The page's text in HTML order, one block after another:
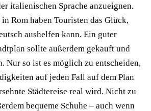
italienischen Sprache anzueignen.
Rom haben Touristen das Glück,
aushelfen kann. Ein guter
sollte außerdem gekauft und
Nur so ist es möglich zu entscheiden,
auf jeden Fall auf dem Plan
Städtereise real wird. Nicht zu
bequeme Schuhe – auch wenn